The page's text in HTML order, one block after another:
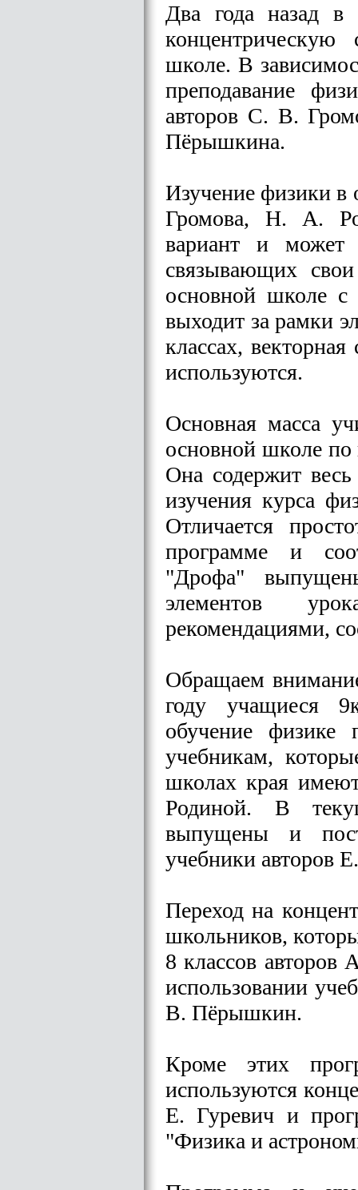
Два года назад в
школе. В
преподавание
авторов С. В.
Пёрышкина.
Изучение физики в
Громова, Н. А. Ро-
вариант и может
связывающих
основной школе с
выходит за рамки
классах,
используются.
Основная масса
основной школе
Она содержит
изучения курса
Отличается
программе и
"Дрофа"
элементов
рекомендациями,
Обращаем
году учащиеся
обучение физике
учебникам,
школах края
Родиной. В
выпущены и
учебники
Переход на
школьников,
8 классов
использовании
В. Пёрышкин.
Кроме этих
используются
Е. Гуревич и
"Физика и